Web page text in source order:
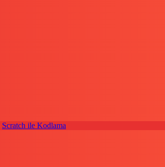
Scratch ile Kodlama